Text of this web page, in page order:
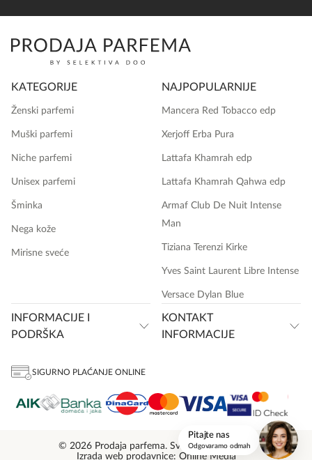
KATEGORIJE
Ženski parfemi
Muški parfemi
Niche parfemi
Unisex parfemi
Šminka
Nega kože
Mirisne sveće
NAJPOPULARNIJE
Mancera Red Tobacco edp
Xerjoff Erba Pura
Lattafa Khamrah edp
Lattafa Khamrah Qahwa edp
Armaf Club De Nuit Intense
Man
Tiziana Terenzi Kirke
Yves Saint Laurent Libre Intense
Versace Dylan Blue
INFORMACIJE I
PODRŠKA
KONTAKT
INFORMACIJE
SIGURNO PLAĆANJE ONLINE
© 2026 Prodaja parfema. Sva prava zadržana.
Izrada web prodavnice: Online Media
Pitajte nas
Odgovaramo odmah